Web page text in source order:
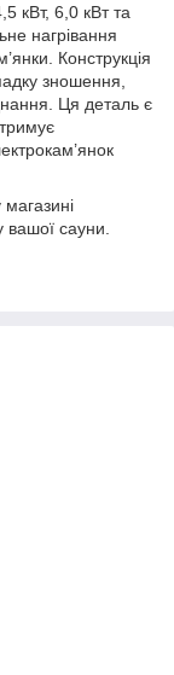
кВт, 6,0 кВт та
нагрівання
Конструкція
зношення,
Ця деталь є
магазині
вашої сауни.